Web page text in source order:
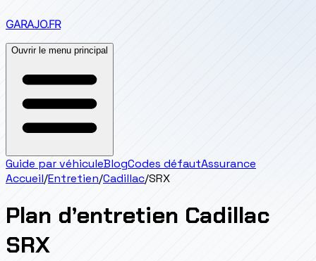
GARAJO.FR
Ouvrir le menu principal
Guide par véhiculeBlogCodes défautAssurance
Accueil/Entretien/Cadillac/SRX
Plan d’entretien Cadillac
SRX